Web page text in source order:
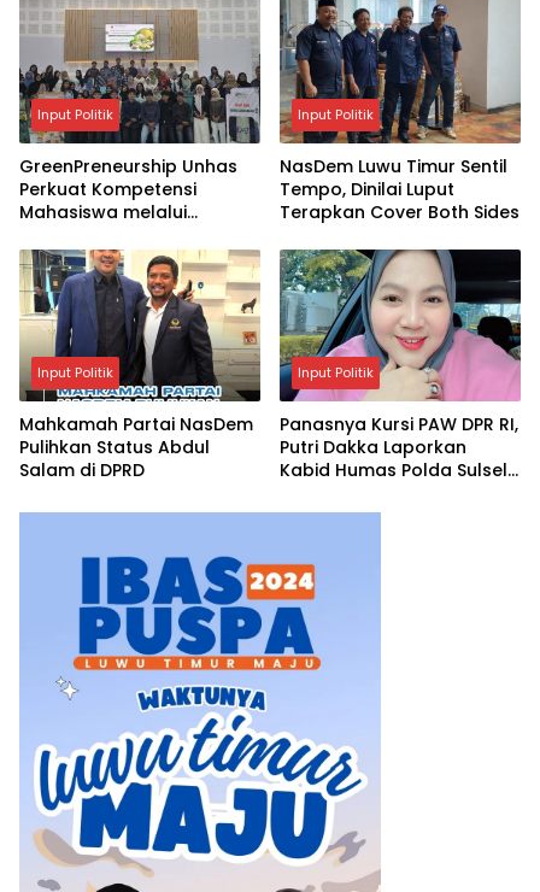
Input Politik
GreenPreneurship Unhas
Perkuat Kompetensi
Mahasiswa melalui
Keberlanjutan
Input Politik
NasDem Luwu Timur Sentil
Tempo, Dinilai Luput
Terapkan Cover Both Sides
Input Politik
Mahkamah Partai NasDem
Pulihkan Status Abdul
Salam di DPRD
Input Politik
Panasnya Kursi PAW DPR RI,
Putri Dakka Laporkan
Kabid Humas Polda Sulsel